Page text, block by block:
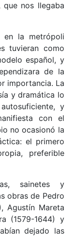
que nos llegaba
en la metrópoli
tuvieran como
español, y
de la
importancia. La
y dramática lo
y
con el
no ocasionó la
el primero
preferible
sainetes y
obras de Pedro
Agustín Mareta
(1579-1644) y
dejado las